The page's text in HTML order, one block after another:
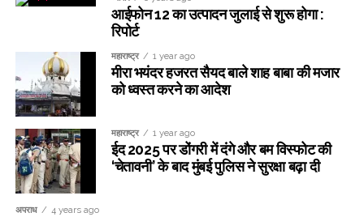
आईफोन 12 का उत्पादन जुलाई से शुरू होगा :
रिपोर्ट
महाराष्ट्र 1 year ago
मीरा भयंदर हजरत सैयद बाले शाह बाबा की मजार
को ध्वस्त करने का आदेश
महाराष्ट्र 1 year ago
ईद 2025 पर डोंगरी में दंगे और बम विस्फोट की
‘चेतावनी’ के बाद मुंबई पुलिस ने सुरक्षा बढ़ा दी
अपराध 4 years ago